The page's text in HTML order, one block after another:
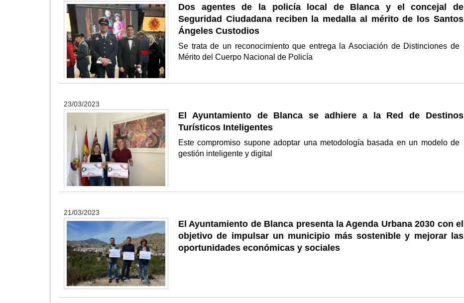
Dos agentes de la policía local de Blanca y el concejal de
Seguridad Ciudadana reciben la medalla al mérito de los Santos
Ángeles Custodios
Se trata de un reconocimiento que entrega la Asociación de Distinciones de
Mérito del Cuerpo Nacional de Policía
23/03/2023
El Ayuntamiento de Blanca se adhiere a la Red de Destinos
Turísticos Inteligentes
Este compromiso supone adoptar una metodología basada en un modelo de
gestión inteligente y digital
21/03/2023
El Ayuntamiento de Blanca presenta la Agenda Urbana 2030 con el
objetivo de impulsar un municipio más sostenible y mejorar las
oportunidades económicas y sociales